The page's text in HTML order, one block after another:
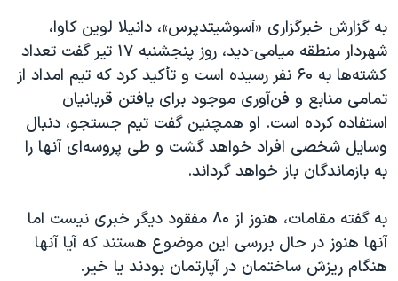
اعتراضات مردمی آبان ۹۸
اسرائیل در جنگ
نرگس محمدی برنده جایزه نوبل صلح
همایش محافظه‌کاران آمریکا «سی‌پک»
صفحه‌های ویژه
سفر پرزیدنت ترامپ به چین
به گزارش خبرگزاری «آسوشیتدپرس»، دانیلا لوین کاوا،
شهردار منطقه میامی-دید، روز پنجشنبه ۱۷ تیر گفت تعداد
کشته‌ها به ۶۰ نفر رسیده است و تأکید کرد که تیم امداد از
تمامی منابع و فن‌آوری موجود برای یافتن قربانیان
استفاده کرده است. او همچنین گفت تیم جستجو، دنبال
وسایل شخصی افراد خواهد گشت و طی پروسه‌ای آنها را
به بازماندگان باز خواهد گرداند.
به گفته مقامات، هنوز از ۸۰ مفقود دیگر خبری نیست اما
آنها هنوز در حال بررسی این موضوع هستند که آیا آنها
هنگام ریزش ساختمان در آپارتمان بودند یا خیر.